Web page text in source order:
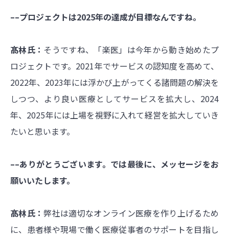
––プロジェクトは2025年の達成が目標なんですね。
髙林氏： そうですね、「楽医」は今年から動き始めたプ
ロジェクトです。2021年でサービスの認知度を高めて、
2022年、2023年には浮かび上がってくる諸問題の解決を
しつつ、より良い医療としてサービスを拡大し、2024
年、2025年には上場を視野に入れて経営を拡大していき
たいと思います。
––ありがとうございます。では最後に、メッセージをお
願いいたします。
髙林氏：弊社は適切なオンライン医療を作り上げるため
に、患者様や現場で働く医療従事者のサポートを目指し